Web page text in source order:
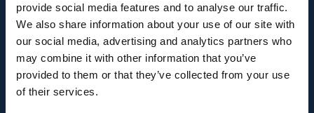
provide social media features and to analyse our traffic.
We also share information about your use of our site with
our social media, advertising and analytics partners who
may combine it with other information that you’ve
provided to them or that they’ve collected from your use
of their services.
INNOVACIÓN Y DESARROLLO DE ANDALUCÍA
IDEA